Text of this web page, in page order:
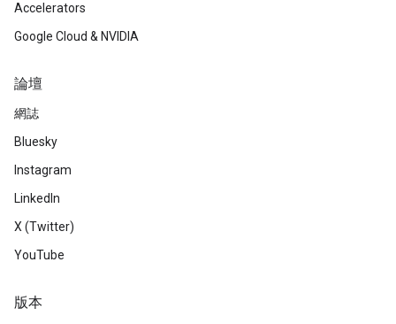
Accelerators
Google Cloud & NVIDIA
論壇
網誌
Bluesky
Instagram
LinkedIn
X (Twitter)
YouTube
版本